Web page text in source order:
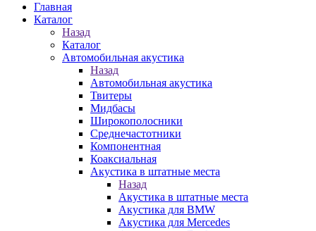
Главная
Каталог
Назад
Каталог
Автомобильная акустика
Назад
Автомобильная акустика
Твитеры
Мидбасы
Широкополосники
Среднечастотники
Компонентная
Коаксиальная
Акустика в штатные места
Назад
Акустика в штатные места
Акустика для BMW
Акустика для Mercedes